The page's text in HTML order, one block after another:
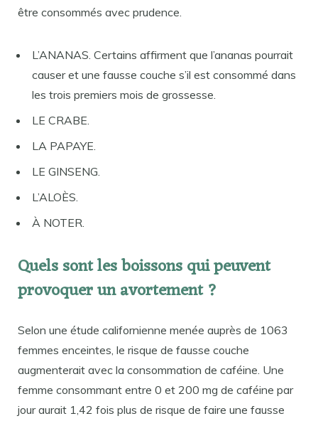
être consommés avec prudence.
L’ANANAS. Certains affirment que l’ananas pourrait
causer et une fausse couche s’il est consommé dans
les trois premiers mois de grossesse.
LE CRABE.
LA PAPAYE.
LE GINSENG.
L’ALOÈS.
À NOTER.
Quels sont les boissons qui peuvent
provoquer un avortement ?
Selon une étude californienne menée auprès de 1063
femmes enceintes, le risque de fausse couche
augmenterait avec la consommation de caféine. Une
femme consommant entre 0 et 200 mg de caféine par
jour aurait 1,42 fois plus de risque de faire une fausse